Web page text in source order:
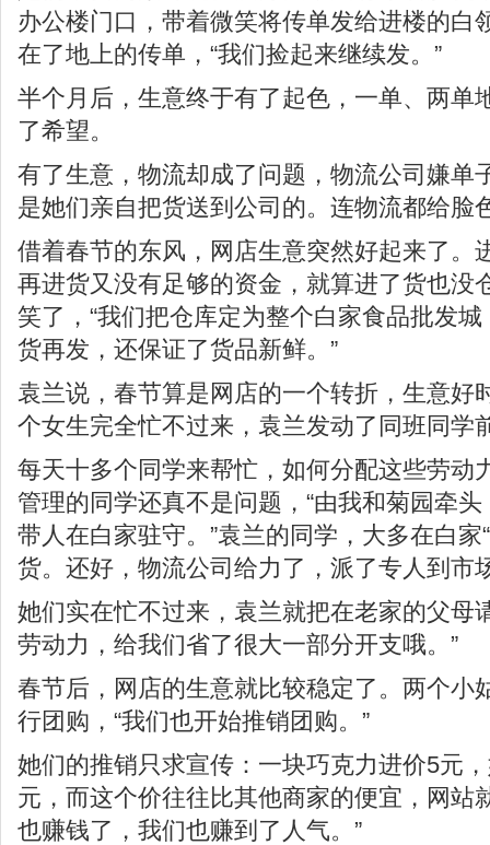
办公楼门口，带着微笑将传单发给进楼的白
在了地上的传单，“我们捡起来继续发。”
半个月后，生意终于有了起色，一单、两单
了希望。
有了生意，物流却成了问题，物流公司嫌单
是她们亲自把货送到公司的。连物流都给脸
借着春节的东风，网店生意突然好起来了。
再进货又没有足够的资金，就算进了货也没
笑了，“我们把仓库定为整个白家食品批发
货再发，还保证了货品新鲜。”
袁兰说，春节算是网店的一个转折，生意好
个女生完全忙不过来，袁兰发动了同班同学
每天十多个同学来帮忙，如何分配这些劳动
管理的同学还真不是问题，“由我和菊园牵
带人在白家驻守。”袁兰的同学，大多在白家
货。还好，物流公司给力了，派了专人到市
她们实在忙不过来，袁兰就把在老家的父母
劳动力，给我们省了很大一部分开支哦。”
春节后，网店的生意就比较稳定了。两个小
行团购，“我们也开始推销团购。”
她们的推销只求宣传：一块巧克力进价5元
元，而这个价往往比其他商家的便宜，网站
也赚钱了，我们也赚到了人气。”